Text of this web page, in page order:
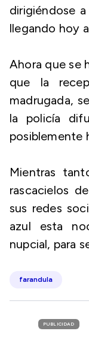
dirigiéndose
llegando hoy
Ahora que se
que la
madrugada,
la policía
posiblemente
Mientras
rascacielos
sus redes
azul esta
nupcial, para
farandula
PUBLICIDAD